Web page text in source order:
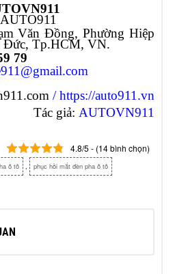
Văn Đồng, Phường Hiệp
Đức, Tp.HCM, VN.
79
/https://auto911.vn
Tác giả: AUTOVN911
4.8/5 - (14 bình chọn)
ô tô phục hồi mắt đèn pha ô tô